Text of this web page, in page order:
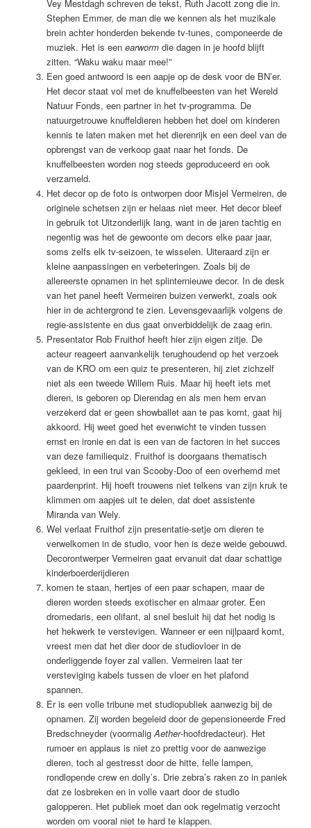
Vey Mestdagh schreven de tekst, Ruth Jacott zong die in.
Stephen Emmer, de man die we kennen als het muzikale
brein achter honderden bekende tv-tunes, componeerde de
muziek. Het is een earwormdie dagen in je hoofd blijft
zitten. “Waku waku maar mee!”
Een goed antwoord is een aapje op de desk voor de BN’er.
Het decor staat vol met de knuffelbeesten van het Wereld
Natuur Fonds, een partner in het tv-programma. De
natuurgetrouwe knuffeldieren hebben het doel om kinderen
kennis te laten maken met het dierenrijk en een deel van de
opbrengst van de verkoop gaat naar het fonds. De
knuffelbeesten worden nog steeds geproduceerd en ook
verzameld.
Het decor op de foto is ontworpen door Misjel Vermeiren, de
originele schetsen zijn er helaas niet meer. Het decor bleef
in gebruik tot Uitzonderlijk lang, want in de jaren tachtig en
negentig was het de gewoonte om decors elke paar jaar,
soms zelfs elk tv-seizoen, te wisselen. Uiteraard zijn er
kleine aanpassingen en verbeteringen. Zoals bij de
allereerste opnamen in het splinternieuwe decor. In de desk
van het panel heeft Vermeiren buizen verwerkt, zoals ook
hier in de achtergrond te zien. Levensgevaarlijk volgens de
regie-assistente en dus gaat onverbiddelijk de zaag erin.
Presentator Rob Fruithof heeft hier zijn eigen zitje. De
acteur reageert aanvankelijk terughoudend op het verzoek
van de KRO om een quiz te presenteren, hij ziet zichzelf
niet als een tweede Willem Ruis. Maar hij heeft iets met
dieren, is geboren op Dierendag en als men hem ervan
verzekerd dat er geen showballet aan te pas komt, gaat hij
akkoord. Hij weet goed het evenwicht te vinden tussen
ernst en ironie en dat is een van de factoren in het succes
van deze familiequiz. Fruithof is doorgaans thematisch
gekleed, in een trui van Scooby-Doo of een overhemd met
paardenprint. Hij hoeft trouwens niet telkens van zijn kruk te
klimmen om aapjes uit te delen, dat doet assistente
Miranda van Wely.
Wel verlaat Fruithof zijn presentatie-setje om dieren te
verwelkomen in de studio, voor hen is deze weide gebouwd.
Decorontwerper Vermeiren gaat ervanuit dat daar schattige
kinderboerderijdieren
komen te staan, hertjes of een paar schapen, maar de
dieren worden steeds exotischer en almaar groter. Een
dromedaris, een olifant, al snel besluit hij dat het nodig is
het hekwerk te verstevigen. Wanneer er een nijlpaard komt,
vreest men dat het dier door de studiovloer in de
onderliggende foyer zal vallen. Vermeiren laat ter
versteviging kabels tussen de vloer en het plafond
spannen.
Er is een volle tribune met studiopubliek aanwezig bij de
opnamen. Zij worden begeleid door de gepensioneerde Fred
Bredschneyder (voormalig Aether-hoofdredacteur). Het
rumoer en applaus is niet zo prettig voor de aanwezige
dieren, toch al gestresst door de hitte, felle lampen,
rondlopende crew en dolly’s. Drie zebra’s raken zo in paniek
dat ze losbreken en in volle vaart door de studio
galopperen. Het publiek moet dan ook regelmatig verzocht
worden om vooral niet te hard te klappen.